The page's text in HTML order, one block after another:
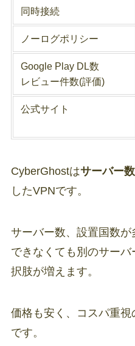
同時接続
ノーログポリシー
Google Play DL数
レビュー件数(評価)
公式サイト
CyberGhostはサーバー
したVPNです。
サーバー数、設置国数
できなくても別のサー
択肢が増えます。
価格も安く、コスパ重
です。